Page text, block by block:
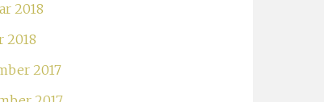
2018
2018
2017